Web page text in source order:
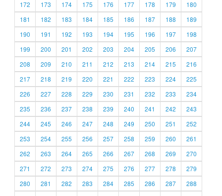
172
173 174 175 176 177 178 179
180
181
182 183 184 185 186 187 188
189
190
191 192 193 194 195 196 197
198
199
200 201 202 203 204 205 206
207
208
209 210 211 212 213 214 215
216
217
218 219 220 221 222 223 224
225
226
227 228 229 230 231 232 233
234
235
236 237 238 239 240 241 242
243
244
245 246 247 248 249 250 251
252
253
254 255 256 257 258 259 260
261
262
263 264 265 266 267 268 269
270
271
272 273 274 275 276 277 278
279
280
281 282 283 284 285 286 287
288